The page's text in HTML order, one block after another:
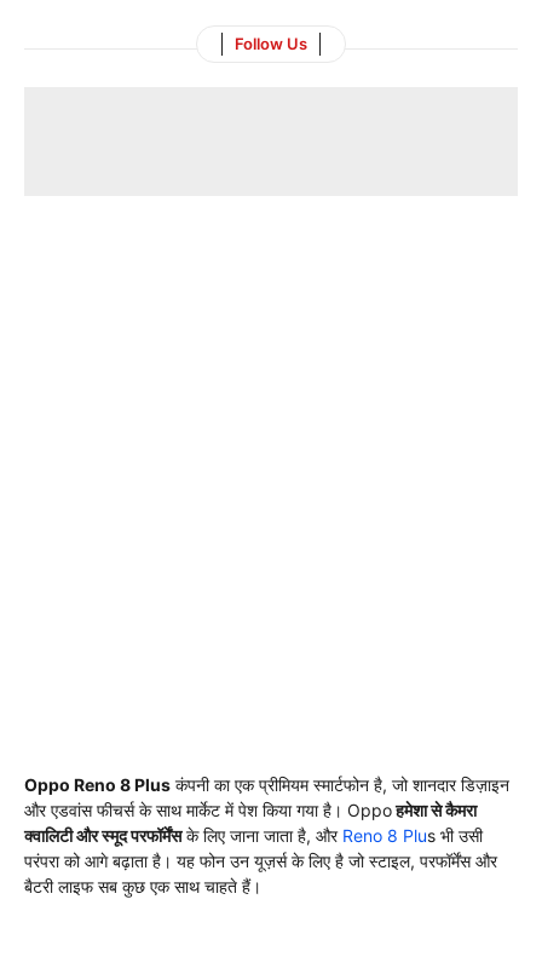
Follow Us
Oppo Reno 8 Plus कंपनी का एक प्रीमियम स्मार्टफोन है, जो शानदार डिज़ाइन
और एडवांस फीचर्स के साथ मार्केट में पेश किया गया है। Oppoहमेशा से कैमरा
क्वालिटी और स्मूद परफॉर्मेंसके लिए जाना जाता है, और Reno 8 Plus भी उसी
परंपरा को आगे बढ़ाता है। यह फोन उन यूज़र्स के लिए है जो स्टाइल, परफॉर्मेंस और
बैटरी लाइफ सब कुछ एक साथ चाहते हैं।